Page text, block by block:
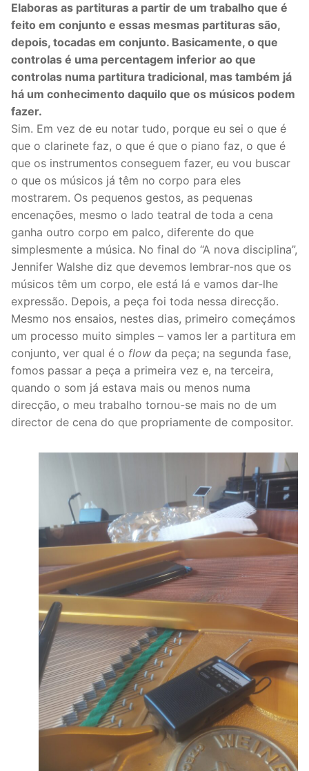
Elaboras as partituras a partir de um trabalho que é
feito em conjunto e essas mesmas partituras são,
depois, tocadas em conjunto. Basicamente, o que
controlas é uma percentagem inferior ao que
controlas numa partitura tradicional, mas também já
há um conhecimento daquilo que os músicos podem
fazer.
Sim. Em vez de eu notar tudo, porque eu sei o que é
que o clarinete faz, o que é que o piano faz, o que é
que os instrumentos conseguem fazer, eu vou buscar
o que os músicos já têm no corpo para eles
mostrarem. Os pequenos gestos, as pequenas
encenações, mesmo o lado teatral de toda a cena
ganha outro corpo em palco, diferente do que
simplesmente a música. No final do “A nova disciplina”,
Jennifer Walshe diz que devemos lembrar-nos que os
músicos têm um corpo, ele está lá e vamos dar-lhe
expressão. Depois, a peça foi toda nessa direcção.
Mesmo nos ensaios, nestes dias, primeiro começámos
um processo muito simples – vamos ler a partitura em
conjunto, ver qual é o flow da peça; na segunda fase,
fomos passar a peça a primeira vez e, na terceira,
quando o som já estava mais ou menos numa
direcção, o meu trabalho tornou-se mais no de um
director de cena do que propriamente de compositor.